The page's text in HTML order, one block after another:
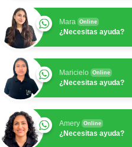
Mara Online
¿Necesitas ayuda?
Maricielo Online
¿Necesitas ayuda?
Amery Online
¿Necesitas ayuda?